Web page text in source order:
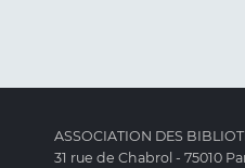
ASSOCIATION DES
31 rue de Chabrol - 75010